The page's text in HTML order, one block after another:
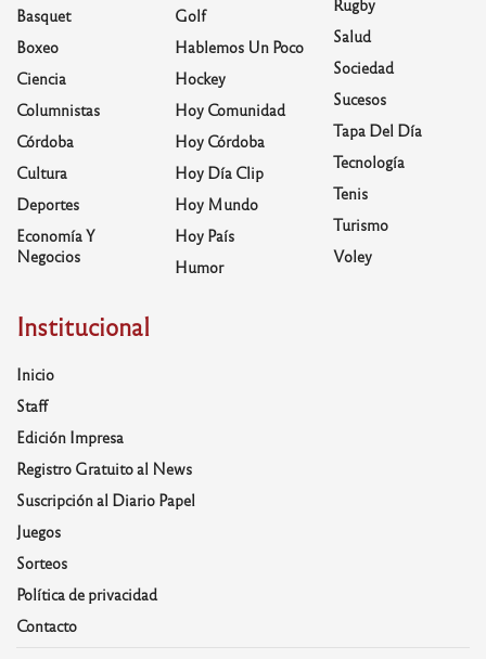
Basquet
Boxeo
Ciencia
Columnistas
Córdoba
Cultura
Deportes
Economía Y
Negocios
Golf
Hablemos Un Poco
Hockey
Hoy Comunidad
Hoy Córdoba
Hoy Día Clip
Hoy Mundo
Hoy País
Humor
Rugby
Salud
Sociedad
Sucesos
Tapa Del Día
Tecnología
Tenis
Turismo
Voley
Institucional
Inicio
Staff
Edición Impresa
Registro Gratuito al News
Suscripción al Diario Papel
Juegos
Sorteos
Política de privacidad
Contacto